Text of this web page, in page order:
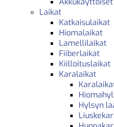
Laikat
Katkaisulaikat
Hiomalaikat
Lamellilaikat
Fiiberlaikat
Kiilloituslaikat
Karalaikat
Hylsyn